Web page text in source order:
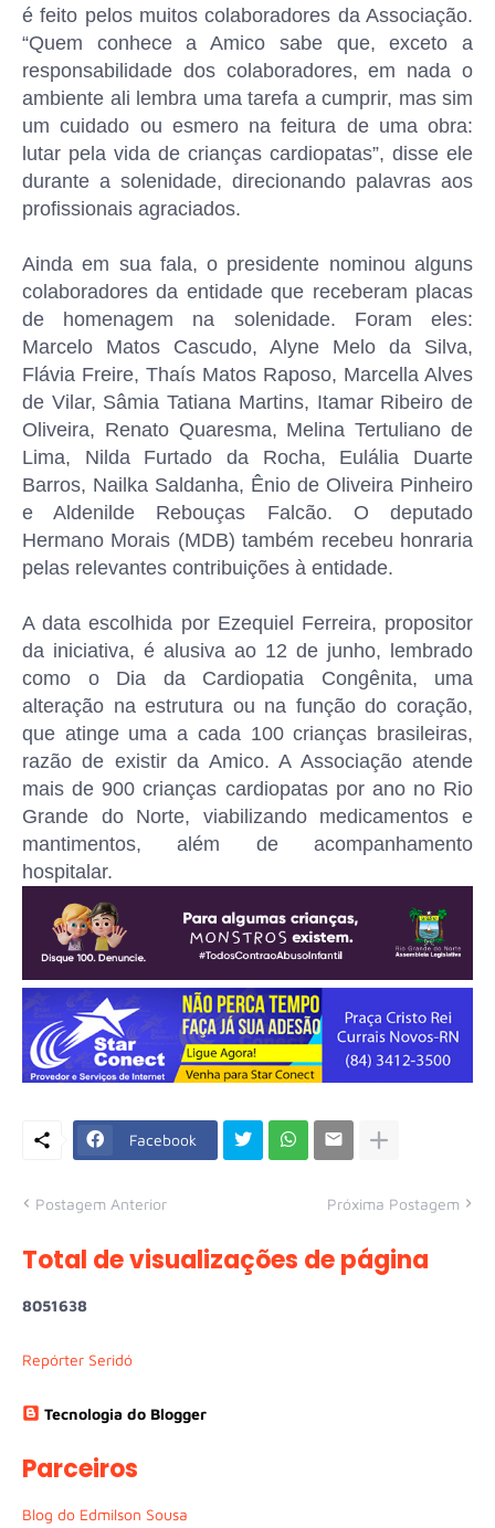
é feito pelos muitos colaboradores da Associação.
“Quem conhece a Amico sabe que, exceto a
responsabilidade dos colaboradores, em nada o
ambiente ali lembra uma tarefa a cumprir, mas sim
um cuidado ou esmero na feitura de uma obra:
lutar pela vida de crianças cardiopatas”, disse ele
durante a solenidade, direcionando palavras aos
profissionais agraciados.
Ainda em sua fala, o presidente nominou alguns
colaboradores da entidade que receberam placas
de homenagem na solenidade. Foram eles:
Marcelo Matos Cascudo, Alyne Melo da Silva,
Flávia Freire, Thaís Matos Raposo, Marcella Alves
de Vilar, Sâmia Tatiana Martins, Itamar Ribeiro de
Oliveira, Renato Quaresma, Melina Tertuliano de
Lima, Nilda Furtado da Rocha, Eulália Duarte
Barros, Nailka Saldanha, Ênio de Oliveira Pinheiro
e Aldenilde Rebouças Falcão. O deputado
Hermano Morais (MDB) também recebeu honraria
pelas relevantes contribuições à entidade.
A data escolhida por Ezequiel Ferreira, propositor
da iniciativa, é alusiva ao 12 de junho, lembrado
como o Dia da Cardiopatia Congênita, uma
alteração na estrutura ou na função do coração,
que atinge uma a cada 100 crianças brasileiras,
razão de existir da Amico. A Associação atende
mais de 900 crianças cardiopatas por ano no Rio
Grande do Norte, viabilizando medicamentos e
mantimentos, além de acompanhamento
hospitalar.
Facebook
Postagem Anterior Próxima Postagem
Total de visualizações de página
8051638
Repórter Seridó
Tecnologia do Blogger
Parceiros
Blog do Edmilson Sousa